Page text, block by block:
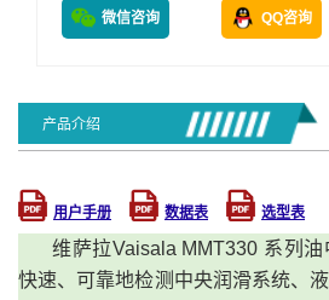
微信咨询 QQ咨询
产品介绍
用户手册 数据表 选型表
维萨拉Vaisala MMT330 系列
快速、可靠地检测中央润滑系统、